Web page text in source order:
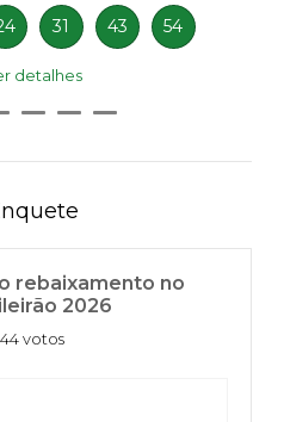
31 43 54
detalhes
rebaixamento no
2026
44 votos